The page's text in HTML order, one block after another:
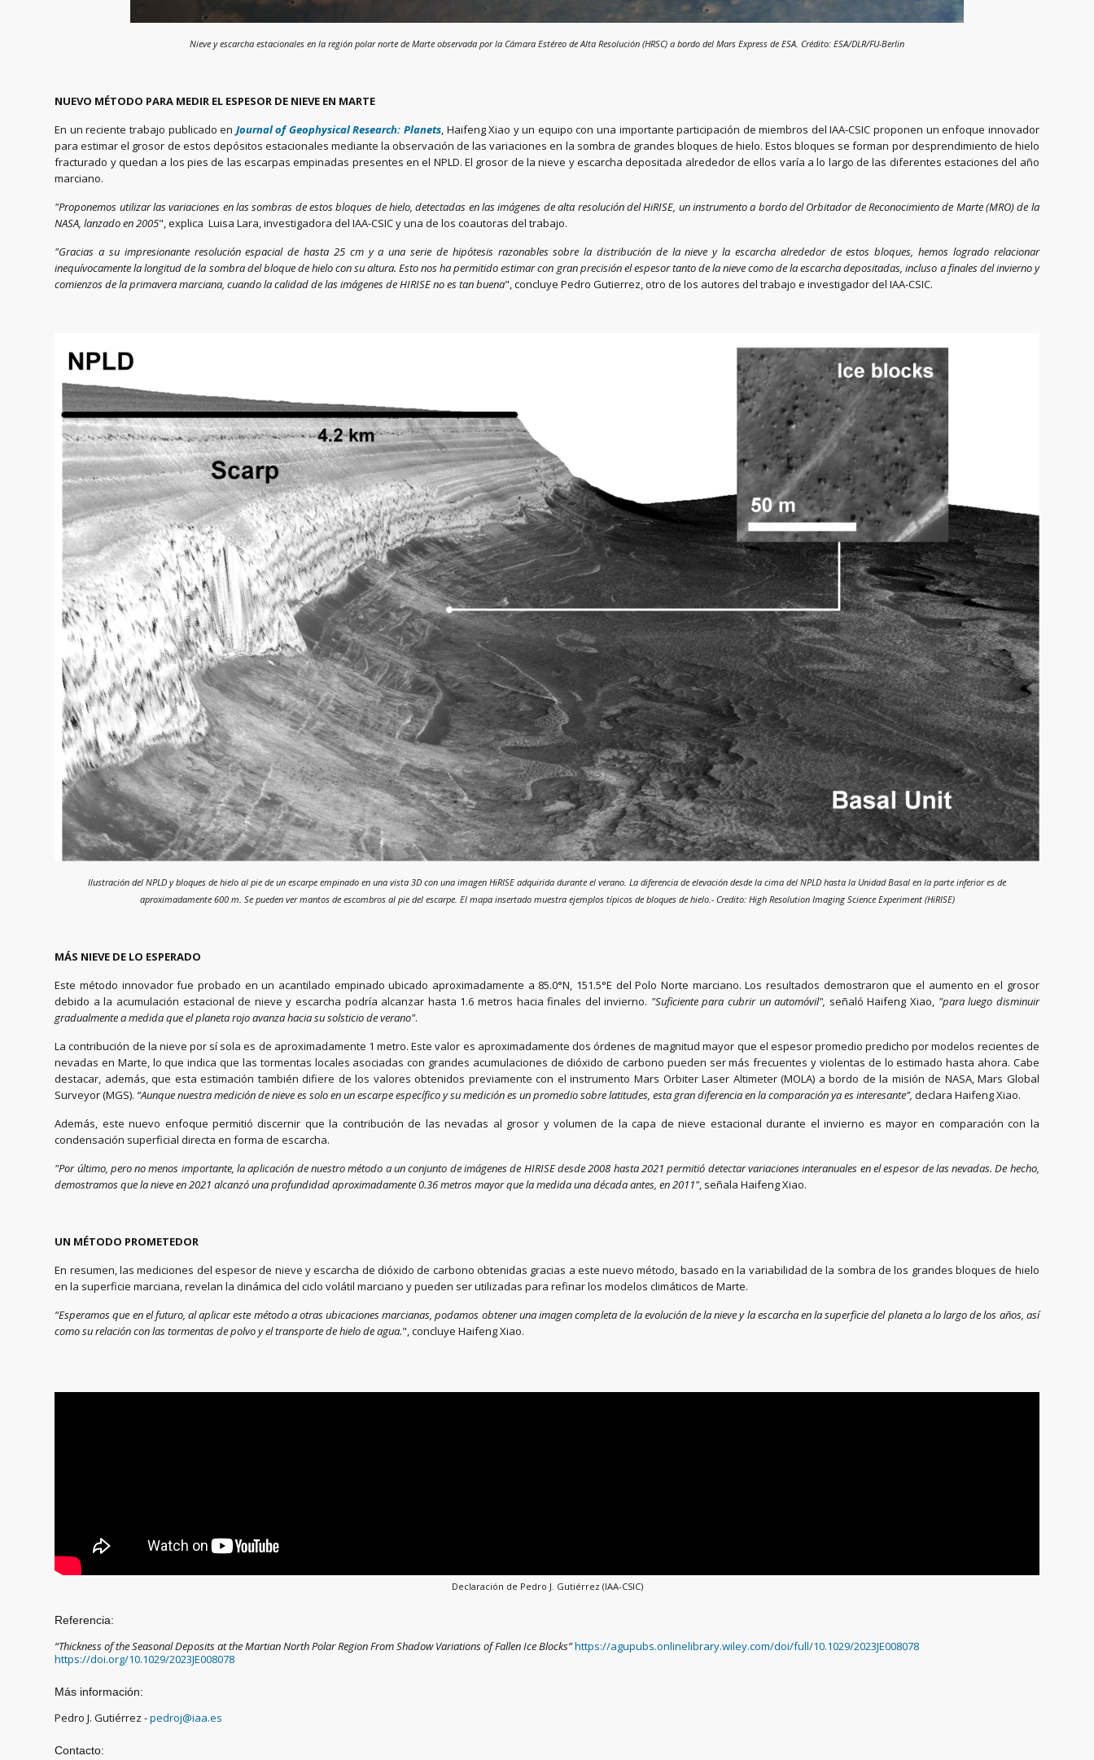
Nieve y escarcha estacionales en la región polar norte de Marte observada por la Cámara Estéreo de Alta Resolución (HRSC) a bordo del Mars Express de ESA. Crédito: ESA/DLR/FU-Berlin
NUEVO MÉTODO PARA MEDIR EL ESPESOR DE NIEVE EN MARTE
En un reciente trabajo publicado en Journal of Geophysical Research: Planets, Haifeng Xiao y un equipo con una importante participación de miembros del IAA-CSIC proponen un enfoque innovador
para estimar el grosor de estos depósitos estacionales mediante la observación de las variaciones en la sombra de grandes bloques de hielo. Estos bloques se forman por desprendimiento de hielo
fracturado y quedan a los pies de las escarpas empinadas presentes en el NPLD. El grosor de la nieve y escarcha depositada alrededor de ellos varía a lo largo de las diferentes estaciones del año
marciano.
"Proponemos utilizar las variaciones en las sombras de estos bloques de hielo, detectadas en las imágenes de alta resolución del HiRISE, un instrumento a bordo del Orbitador de Reconocimiento de Marte (MRO) de la
NASA, lanzado en 2005", explica Luisa Lara, investigadora del IAA-CSIC y una de los coautoras del trabajo.
"Gracias a su impresionante resolución espacial de hasta 25 cm y a una serie de hipótesis razonables sobre la distribución de la nieve y la escarcha alrededor de estos bloques, hemos logrado relacionar
inequívocamente la longitud de la sombra del bloque de hielo con su altura. Esto nos ha permitido estimar con gran precisión el espesor tanto de la nieve como de la escarcha depositadas, incluso a finales del invierno y
comienzos de la primavera marciana, cuando la calidad de las imágenes de HIRISE no es tan buena", concluye Pedro Gutierrez, otro de los autores del trabajo e investigador del IAA-CSIC.
Ilustración del NPLD y bloques de hielo al pie de un escarpe empinado en una vista 3D con una imagen HiRISE adquirida durante el verano. La diferencia de elevación desde la cima del NPLD hasta la Unidad Basal en la parte inferior es de
aproximadamente 600 m. Se pueden ver mantos de escombros al pie del escarpe. El mapa insertado muestra ejemplos típicos de bloques de hielo.- Credito: High Resolution Imaging Science Experiment (HiRISE)
MÁS NIEVE DE LO ESPERADO
Este método innovador fue probado en un acantilado empinado ubicado aproximadamente a 85.0°N, 151.5°E del Polo Norte marciano. Los resultados demostraron que el aumento en el grosor
debido a la acumulación estacional de nieve y escarcha podría alcanzar hasta 1.6 metros hacia finales del invierno. "Suficiente para cubrir un automóvil", señaló Haifeng Xiao, "para luego disminuir
gradualmente a medida que el planeta rojo avanza hacia su solsticio de verano".
La contribución de la nieve por sí sola es de aproximadamente 1 metro. Este valor es aproximadamente dos órdenes de magnitud mayor que el espesor promedio predicho por modelos recientes de
nevadas en Marte, lo que indica que las tormentas locales asociadas con grandes acumulaciones de dióxido de carbono pueden ser más frecuentes y violentas de lo estimado hasta ahora. Cabe
destacar, además, que esta estimación también difiere de los valores obtenidos previamente con el instrumento Mars Orbiter Laser Altimeter (MOLA) a bordo de la misión de NASA, Mars Global
Surveyor (MGS). “Aunque nuestra medición de nieve es solo en un escarpe específico y su medición es un promedio sobre latitudes, esta gran diferencia en la comparación ya es interesante”,declara Haifeng Xiao.
Además, este nuevo enfoque permitió discernir que la contribución de las nevadas al grosor y volumen de la capa de nieve estacional durante el invierno es mayor en comparación con la
condensación superficial directa en forma de escarcha.
"Por último, pero no menos importante, la aplicación de nuestro método a un conjunto de imágenes de HIRISE desde 2008 hasta 2021 permitió detectar variaciones interanuales en el espesor de las nevadas. De hecho,
demostramos que la nieve en 2021 alcanzó una profundidad aproximadamente 0.36 metros mayor que la medida una década antes, en 2011", señala Haifeng Xiao.
UN MÉTODO PROMETEDOR
En resumen, las mediciones del espesor de nieve y escarcha de dióxido de carbono obtenidas gracias a este nuevo método, basado en la variabilidad de la sombra de los grandes bloques de hielo
en la superficie marciana, revelan la dinámica del ciclo volátil marciano y pueden ser utilizadas para refinar los modelos climáticos de Marte.
“Esperamos que en el futuro, al aplicar este método a otras ubicaciones marcianas, podamos obtener una imagen completa de la evolución de la nieve y la escarcha en la superficie del planeta a lo largo de los años, así
como su relación con las tormentas de polvo y el transporte de hielo de agua.", concluye Haifeng Xiao.
Declaración de Pedro J. Gutiérrez (IAA-CSIC)
Referencia:
“Thickness of the Seasonal Deposits at the Martian North Polar Region From Shadow Variations of Fallen Ice Blocks”https://agupubs.onlinelibrary.wiley.com/doi/full/10.1029/2023JE008078
https://doi.org/10.1029/2023JE008078
Más información:
Pedro J. Gutiérrez -pedroj@iaa.es
Contacto: